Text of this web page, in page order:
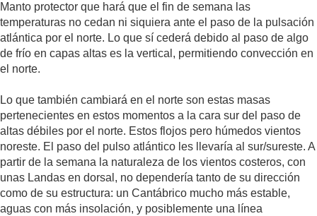
Manto protector que hará que el fin de semana las
temperaturas no cedan ni siquiera ante el paso de la pulsación
atlántica por el norte. Lo que sí cederá debido al paso de algo
de frío en capas altas es la vertical, permitiendo convección en
el norte.
Lo que también cambiará en el norte son estas masas
pertenecientes en estos momentos a la cara sur del paso de
altas débiles por el norte. Estos flojos pero húmedos vientos
noreste. El paso del pulso atlántico les llevaría al sur/sureste. A
partir de la semana la naturaleza de los vientos costeros, con
unas Landas en dorsal, no dependería tanto de su dirección
como de su estructura: un Cantábrico mucho más estable,
aguas con más insolación, y posiblemente una línea